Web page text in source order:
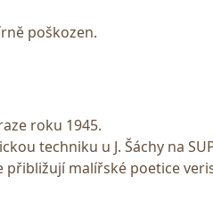
poškozen.
roku 1945.
techniku u J. Šáchy na
přibližují malířské poetice